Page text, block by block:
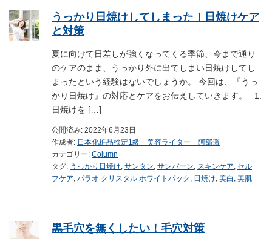
うっかり日焼けしてしまった！日焼けケア
と対策
夏に向けて日差しが強くなってくる季節、今まで通り
のケアのまま、うっかり外に出てしまい日焼けしてし
まったという経験はないでしょうか。 今回は、『うっ
かり日焼け』の対応とケアをお伝えしていきます。 1.
日焼けを […]
公開済み: 2022年6月23日
作成者: 日本化粧品検定1級 美容ライター 阿部遥
カテゴリー: Column
タグ: うっかり日焼け サンタン サンバーン スキンケア セル
フケア パラオ クリスタル ホワイトパック 日焼け 美白 美肌
黒毛穴を無くしたい！毛穴対策